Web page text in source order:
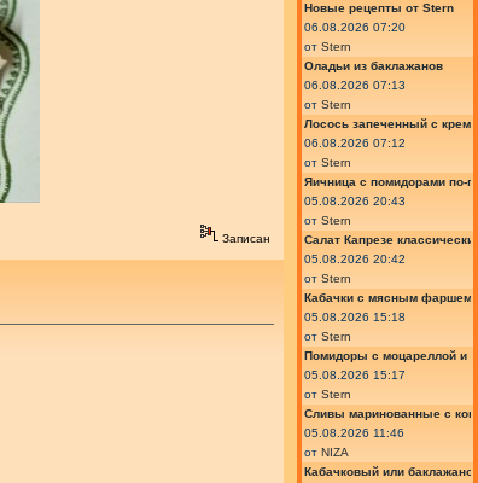
Записан
Новые рецепты от Stern
06.08.2026 07:20
от Stern
Оладьи из баклажанов
06.08.2026 07:13
от Stern
Лосось запеченный с
06.08.2026 07:12
от Stern
Яичница с помидорами по-
05.08.2026 20:43
от Stern
Салат Капрезе
05.08.2026 20:42
от Stern
Кабачки с мясным фаршем
05.08.2026 15:18
от Stern
Помидоры с моцареллой и
05.08.2026 15:17
от Stern
Сливы маринованные с
05.08.2026 11:46
от NIZA
Кабачковый или